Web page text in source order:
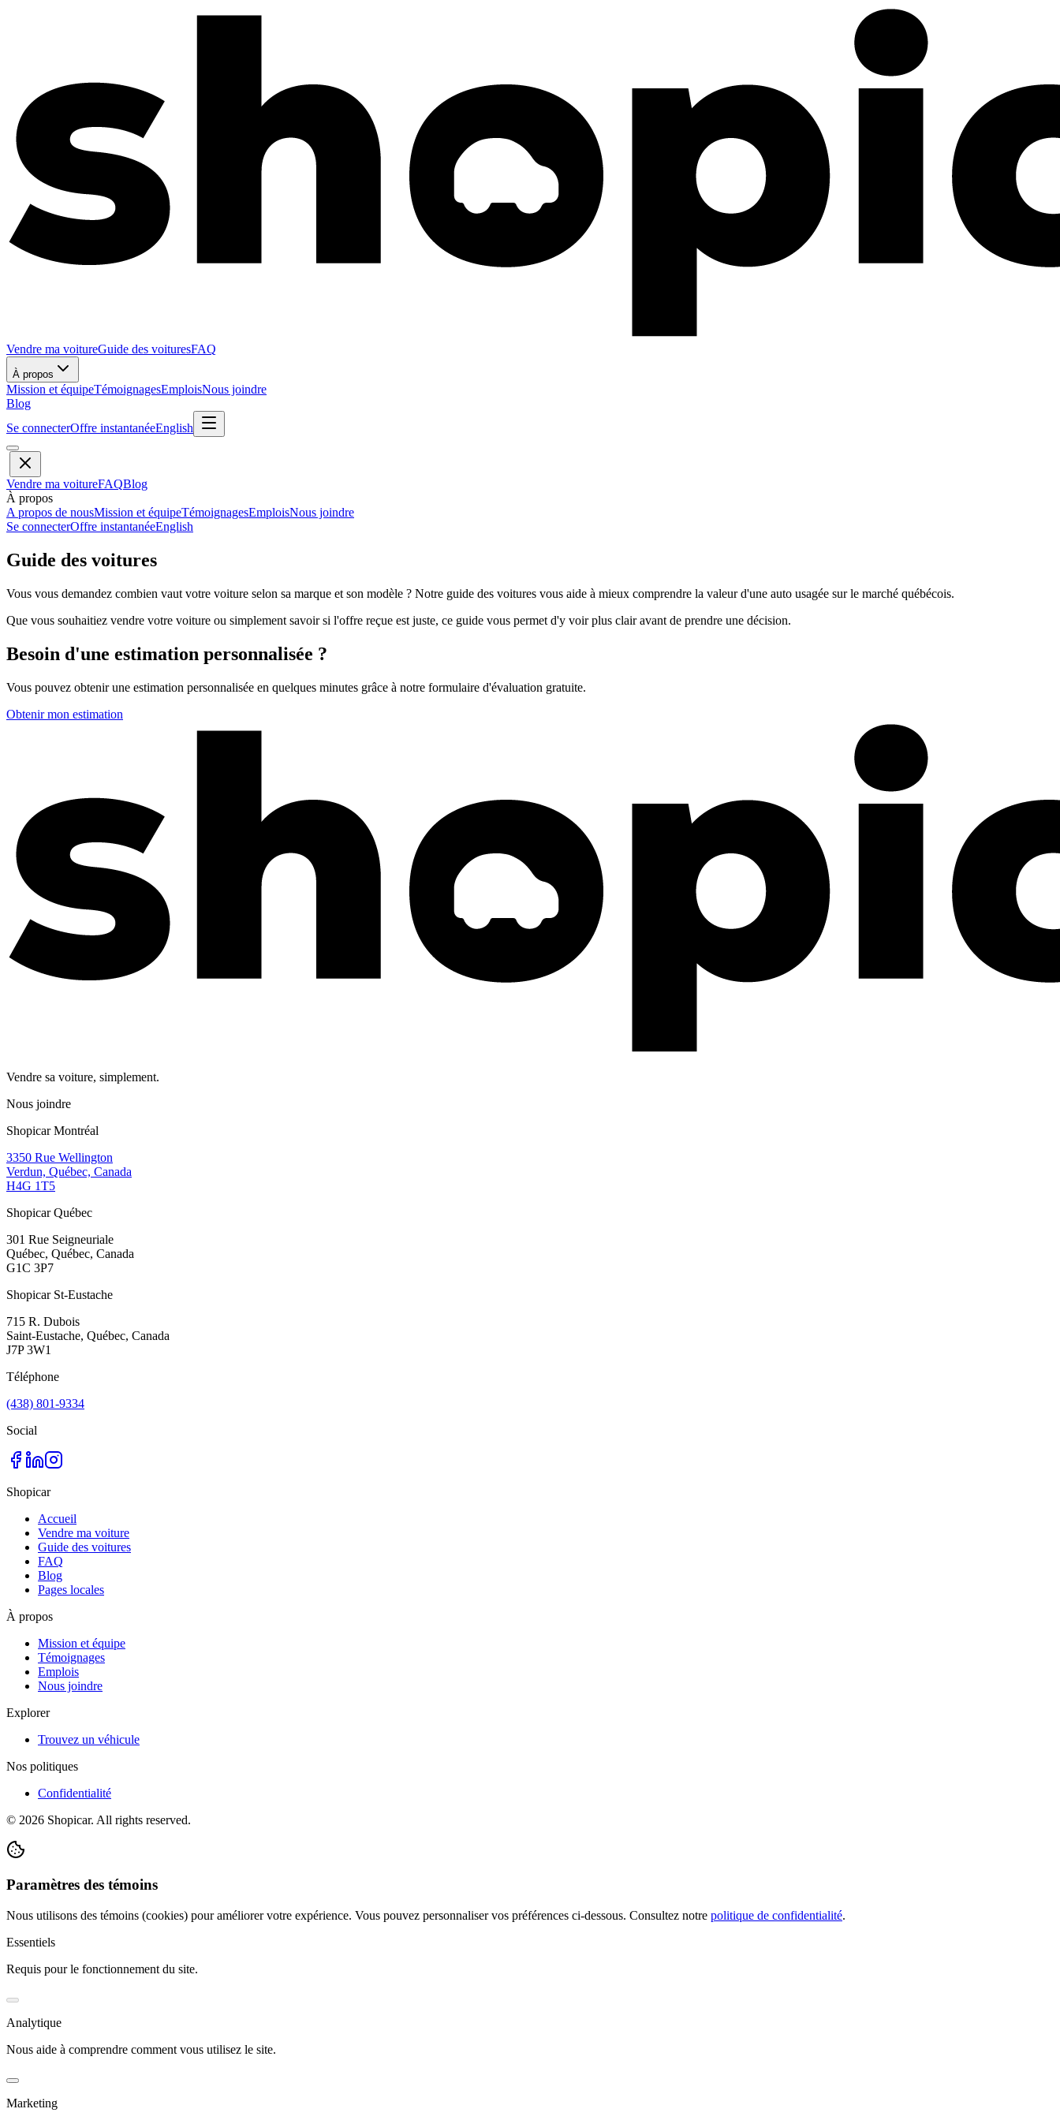
Vendre ma voitureGuide des voituresFAQ
À propos
Mission et équipeTémoignagesEmploisNous joindre
Blog
Se connecterOffre instantanéeEnglish
Vendre ma voitureFAQBlog
À propos
A propos de nousMission et équipeTémoignagesEmploisNous joindre
Se connecterOffre instantanéeEnglish
Guide des voitures
Vous vous demandez combien vaut votre voiture selon sa marque et son modèle ? Notre guide des voitures vous aide à mieux comprendre la valeur d'une auto usagée sur le marché québécois.
Que vous souhaitiez vendre votre voiture ou simplement savoir si l'offre reçue est juste, ce guide vous permet d'y voir plus clair avant de prendre une décision.
Besoin d'une estimation personnalisée ?
Vous pouvez obtenir une estimation personnalisée en quelques minutes grâce à notre formulaire d'évaluation gratuite.
Obtenir mon estimation
Vendre sa voiture, simplement.
Nous joindre
Shopicar Montréal
3350 Rue Wellington
Verdun, Québec, Canada
H4G 1T5
Shopicar Québec
301 Rue Seigneuriale
Québec, Québec, Canada
G1C 3P7
Shopicar St-Eustache
715 R. Dubois
Saint-Eustache, Québec, Canada
J7P 3W1
Téléphone
(438) 801-9334
Social
Shopicar
Accueil
Vendre ma voiture
Guide des voitures
FAQ
Blog
Pages locales
À propos
Mission et équipe
Témoignages
Emplois
Nous joindre
Explorer
Trouvez un véhicule
Nos politiques
Confidentialité
© 2026 Shopicar. All rights reserved.
Paramètres des témoins
Nous utilisons des témoins (cookies) pour améliorer votre expérience. Vous pouvez personnaliser vos préférences ci-dessous. Consultez notre politique de confidentialité.
Essentiels
Requis pour le fonctionnement du site.
Analytique
Nous aide à comprendre comment vous utilisez le site.
Marketing